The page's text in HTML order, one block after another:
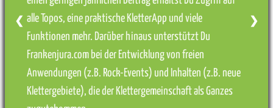
alle Topos, eine praktische KletterApp und viele
Funktionen mehr. Darüber hinaus unterstützt Du
Frankenjura.com bei der Entwicklung von freien
Anwendungen (z.B. Rock-Events) und Inhalten (z.B. neue
Klettergebiete), die der Klettergemeinschaft als Ganzes
❮ ❯